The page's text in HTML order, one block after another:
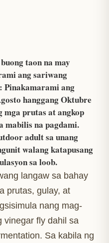
taon na may
ang sariwang
Pinakamarami ang
hanggang Oktubre
mga prutas at angkop
mabilis na pagdami.
adult sa unang
walang katapusang
sa loob.
langaw sa bahay
prutas, gulay, at
nang mag-
vinegar fly dahil sa
Sa kabila ng